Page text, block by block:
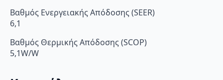
Βαθμός Ενεργειακής Απόδοσης (SEER)
6,1
Βαθμός Θερμικής Απόδοσης (SCOP)
5,1W/W